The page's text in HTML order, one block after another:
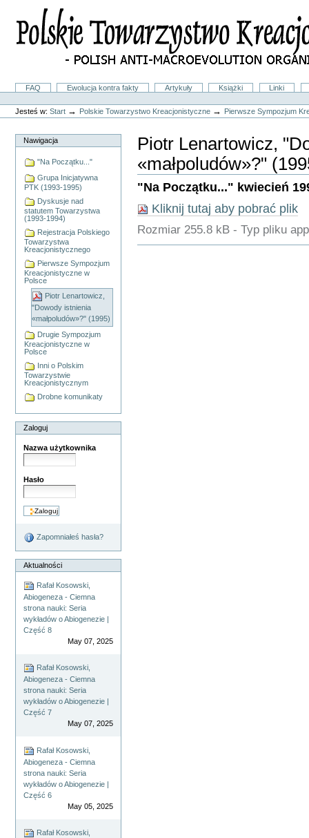
skróty
nawigacji
FAQ Ewolucja kontra fakty Artykuły Książki
Linki
Narzędzia
osobiste
Jesteś w: Start → Polskie Towarzystwo Kreacjonistyczne → Pierwsze Sympozjum
Nawigacja
"Na Początku..."
Grupa Inicjatywna
PTK (1993-1995)
Dyskusje nad
statutem Towarzystwa
(1993-1994)
Rejestracja Polskiego
Towarzystwa
Kreacjonistycznego
Pierwsze Sympozjum
Kreacjonistyczne w
Polsce
Piotr Lenartowicz,
"Dowody istnienia
«małpoludów»?" (1995)
Drugie Sympozjum
Kreacjonistyczne w
Polsce
Inni o Polskim
Towarzystwie
Kreacjonistycznym
Drobne komunikaty
Zaloguj
Nazwa użytkownika
Hasło
Zapomniałeś hasła?
Aktualności
Rafał Kosowski,
Abiogeneza - Ciemna
strona nauki: Seria
wykładów o Abiogenezie |
Część 8
May 07, 2025
Rafał Kosowski,
Abiogeneza - Ciemna
strona nauki: Seria
wykładów o Abiogenezie |
Część 7
May 07, 2025
Rafał Kosowski,
Abiogeneza - Ciemna
strona nauki: Seria
wykładów o Abiogenezie |
Część 6
May 05, 2025
Rafał Kosowski,
Piotr Lenartowicz,
«małpoludów»?"
"Na Początku..." kwiecień
Kliknij tutaj aby pobrać plik
Rozmiar 255.8 kB -Typ pliku